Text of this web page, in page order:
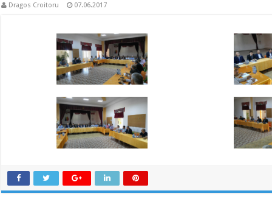
Dragos Croitoru 07.06.2017